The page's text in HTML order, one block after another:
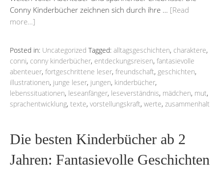
Conny Kinderbücher zeichnen sich durch ihre … [Read
more…]
Posted in: Uncategorized Tagged: alltagsgeschichten, charaktere,
conni, conny kinderbücher, entdeckungsreisen, fantasievolle
abenteuer, fortgeschrittene leser, freundschaft, geschichten,
illustrationen, junge leser, jungen, kinderbücher,
lebenssituationen, leseanfänger, leseverständnis, mädchen, mut,
sprachentwicklung, texte, vorstellungskraft, werte, zusammenhalt
Die besten Kinderbücher ab 2
Jahren: Fantasievolle Geschichten